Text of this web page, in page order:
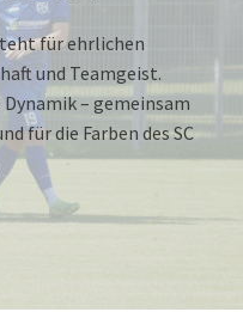
für ehrlichen
und Teamgeist.
– gemeinsam
für die Farben des SC